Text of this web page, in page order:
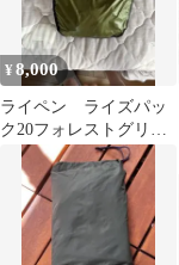
¥8,000
ライペン ライズパッ
ク20フォレストグリー